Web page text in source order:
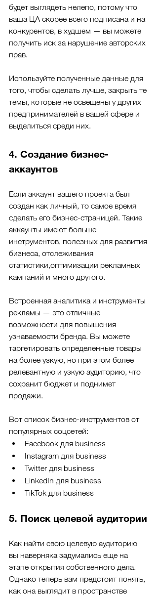
будет выглядеть нелепо, потому что
ваша ЦА скорее всего подписана и на
конкурентов, в худшем — вы можете
получить иск за нарушение авторских
прав.
Используйте полученные данные для
того, чтобы сделать лучше, закрыть те
темы, которые не освещены у других
предпринимателей в вашей сфере и
выделиться среди них.
4. Создание бизнес-
аккаунтов
Если аккаунт вашего проекта был
создан как личный, то самое время
сделать его бизнес-страницей. Такие
аккаунты имеют больше
инструментов, полезных для развития
бизнеса, отслеживания
статистики,оптимизации рекламных
кампаний и много другого.
Встроенная аналитика и инструменты
рекламы — это отличные
возможности для повышения
узнаваемости бренда. Вы можете
таргетировать определенные товары
на более узкую, но при этом более
релевантную и узкую аудиторию, что
сохранит бюджет и поднимет
продажи.
Вот список бизнес-инструментов от
популярных соцсетей:
Facebook для business
Instagram для business
Twitter для business
LinkedIn для business
TikTok для business
5. Поиск целевой аудитории
Как найти свою целевую аудиторию
вы наверняка задумались еще на
этапе открытия собственного дела.
Однако теперь вам предстоит понять,
как она выглядит в пространстве